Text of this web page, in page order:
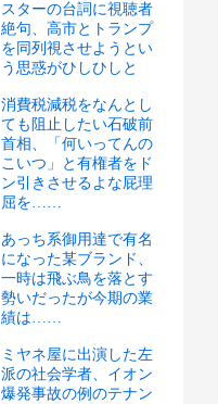
スターの台詞に視聴者
絶句、高市とトランプ
を同列視させようとい
う思惑がひしひしと
消費税減税をなんとし
ても阻止したい石破前
首相、「何いってんの
こいつ」と有権者をド
ン引きさせるよな屁理
屈を……
あっち系御用達で有名
になった某ブランド、
一時は飛ぶ鳥を落とす
勢いだったが今期の業
績は……
ミヤネ屋に出演した左
派の社会学者、イオン
爆発事故の例のテナン